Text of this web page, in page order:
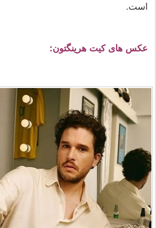
است.
عکس های کیت هرینگتون: